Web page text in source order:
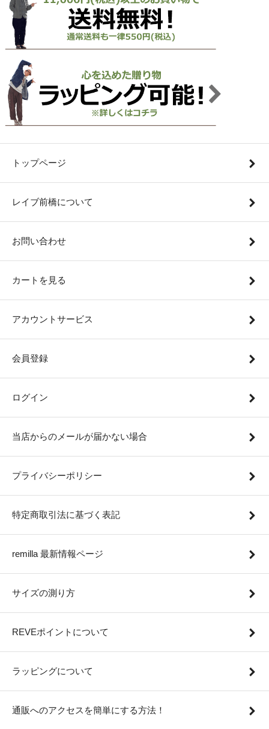
トップページ
レイブ前橋について
お問い合わせ
カートを見る
アカウントサービス
会員登録
ログイン
当店からのメールが届かない場合
プライバシーポリシー
特定商取引法に基づく表記
remilla 最新情報ページ
サイズの測り方
REVEポイントについて
ラッピングについて
通販へのアクセスを簡単にする方法！